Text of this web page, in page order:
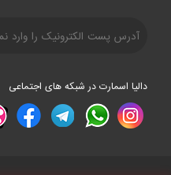
دالیا اسمارت در شبکه های اجتماعی